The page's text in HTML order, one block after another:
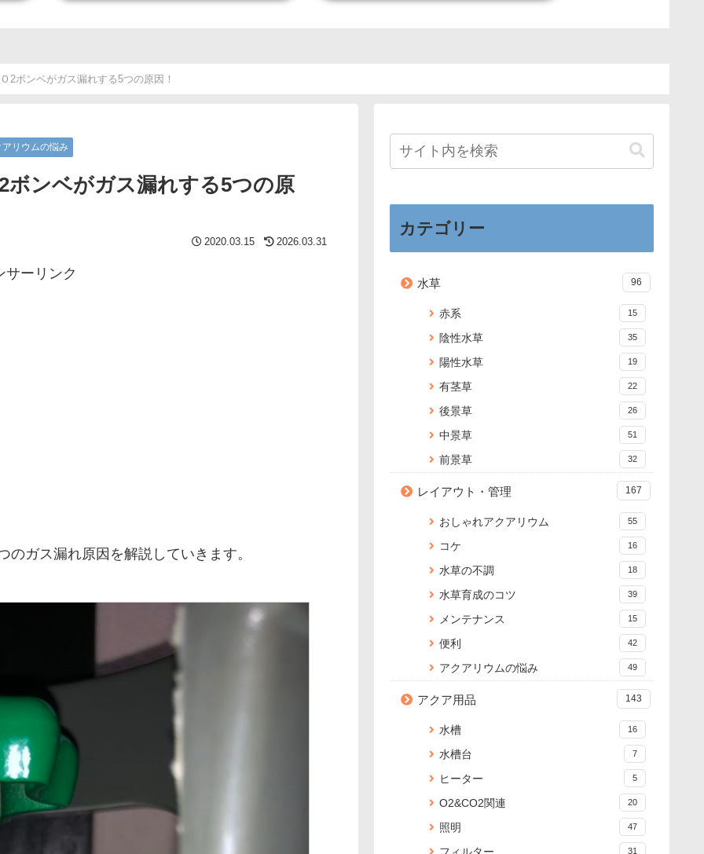
2ボンベがガス漏れする5つの原因！
アリウムの悩み
ンベがガス漏れする5つの原
2020.03.15 2026.03.31
サーリンク
ガス漏れ原因を解説していきます。
カテゴリー
水草 96
赤系 15
陰性水草 35
陽性水草 19
有茎草 22
後景草 26
中景草 51
前景草 32
レイアウト・管理 167
おしゃれアクアリウム 55
コケ 16
水草の不調 18
水草育成のコツ 39
メンテナンス 15
便利 42
アクアリウムの悩み 49
アクア用品 143
水槽 16
水槽台 7
ヒーター 5
O2&CO2関連 20
照明 47
31